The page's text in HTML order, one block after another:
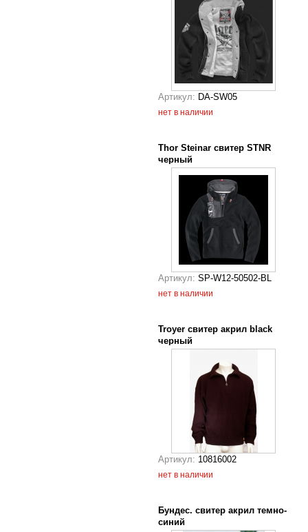
Артикул: DA-SW05
нет в наличии
Thor Steinar свитер STNR
черный
Артикул: SP-W12-50502-BL
нет в наличии
Troyer свитер акрил black
черный
Артикул: 10816002
нет в наличии
Бундес. свитер акрил темно-
синий